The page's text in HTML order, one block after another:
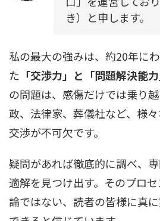
き）と申します。
私の最大の強みは、約20年に
た 「交渉力」と「問題解決能力
の問題は、感傷だけでは乗り
政、法律家、葬儀社など、様
交渉が不可欠です。
疑問があれば徹底的に調べ、
適解を見つけ出す。そのプロ
論ではない、読者の皆様に真